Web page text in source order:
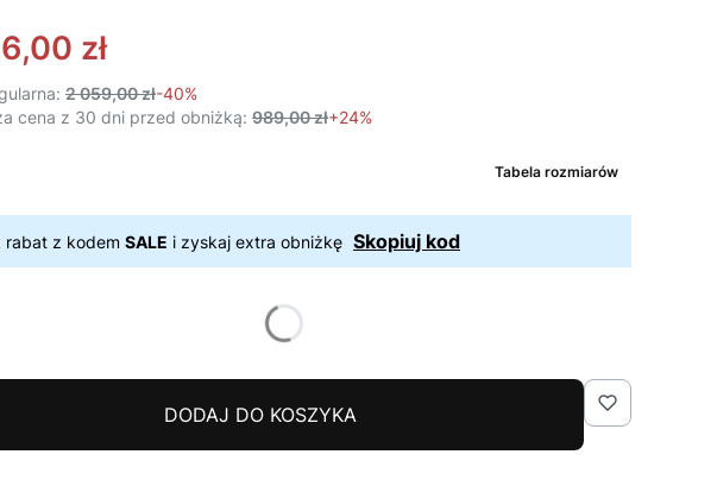
zł
2 059,00 zł-40%
cena z 30 dni przed obniżką: 989,00 zł+24%
Tabela rozmiarów
rabat z kodem SALE i zyskaj extra obniżkę Skopiuj kod
DODAJ DO KOSZYKA